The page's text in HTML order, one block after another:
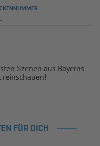
Szenen aus Bayerns
FÜR DICH